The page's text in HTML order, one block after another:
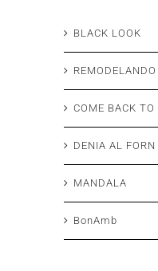
BLACK LOOK
COME BACK TO
DENIA AL FORN
MANDALA
BonAmb